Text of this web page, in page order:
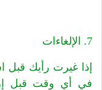
7. الإلغاءات
إذا غيرت رأيك قبل
في أي وقت قبل